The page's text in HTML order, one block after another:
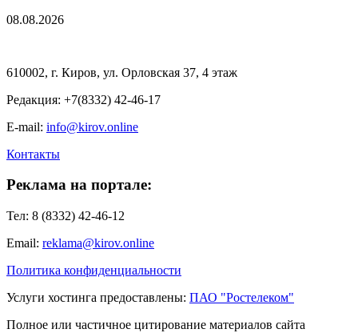
08.08.2026
610002, г. Киров, ул. Орловская 37, 4 этаж
Редакция: +7(8332) 42-46-17
E-mail: info@kirov.online
Контакты
Реклама на портале:
Тел: 8 (8332) 42-46-12
Email: reklama@kirov.online
Политика конфиденциальности
Услуги хостинга предоставлены: ПАО "Ростелеком"
Полное или частичное цитирование материалов сайта